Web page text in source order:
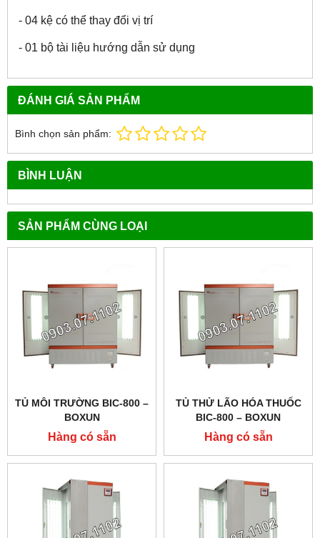
- 04 kệ có thể thay đổi vị trí
- 01 bộ tài liệu hướng dẫn sử dụng
ĐÁNH GIÁ SẢN PHẨM
Bình chọn sản phẩm:
BÌNH LUẬN
SẢN PHẨM CÙNG LOẠI
TỦ MÔI TRƯỜNG BIC-800 –
BOXUN
Hàng có sẵn
TỦ THỬ LÃO HÓA THUỐC
BIC-800 – BOXUN
Hàng có sẵn